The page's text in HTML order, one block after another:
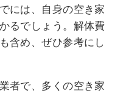
には、自身の空き家
るでしょう。解体費
含め、ぜひ参考にし
者で、多くの空き家